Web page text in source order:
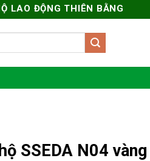
LAO ĐỘNG THIÊN BẰNG
SSEDA N04 vàng